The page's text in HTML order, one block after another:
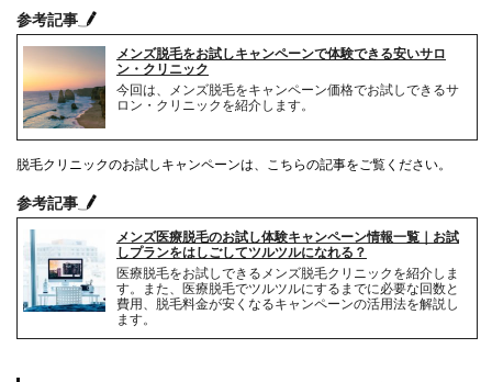
参考記事
メンズ脱毛をお試しキャンペーンで体験できる安いサロ
ン・クリニック
今回は、メンズ脱毛をキャンペーン価格でお試しできるサ
ロン・クリニックを紹介します。
脱毛クリニックのお試しキャンペーンは、こちらの記事をご覧ください。
参考記事
メンズ医療脱毛のお試し体験キャンペーン情報一覧｜お試
しプランをはしごしてツルツルになれる？
医療脱毛をお試しできるメンズ脱毛クリニックを紹介しま
す。また、医療脱毛でツルツルにするまでに必要な回数と
費用、脱毛料金が安くなるキャンペーンの活用法を解説し
ます。